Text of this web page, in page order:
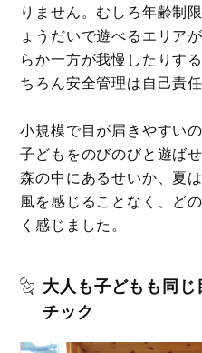
りません。むしろ年齢制
ょうだいで遊べるエリア
らか一方が我慢したりす
ちろん安全管理は自己責任
小規模で目が届きやすい
子どもをのびのびと遊ば
森の中にあるせいか、夏
風を感じることなく、ど
く感じました。
大人も子どもも同
チック